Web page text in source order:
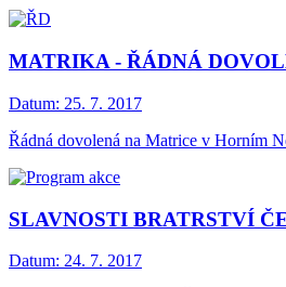
MATRIKA - ŘÁDNÁ
Datum: 25. 7. 2017
Řádná dovolená na Matrice v Horním
SLAVNOSTI BRATRSTVÍ
Datum: 24. 7. 2017